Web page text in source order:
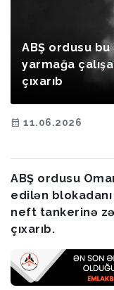
ABŞ ordusu
yarmağa
çıxarıb
11.06.2026
ABŞ ordusu
edilən
neft tankerinə
çıxarıb.